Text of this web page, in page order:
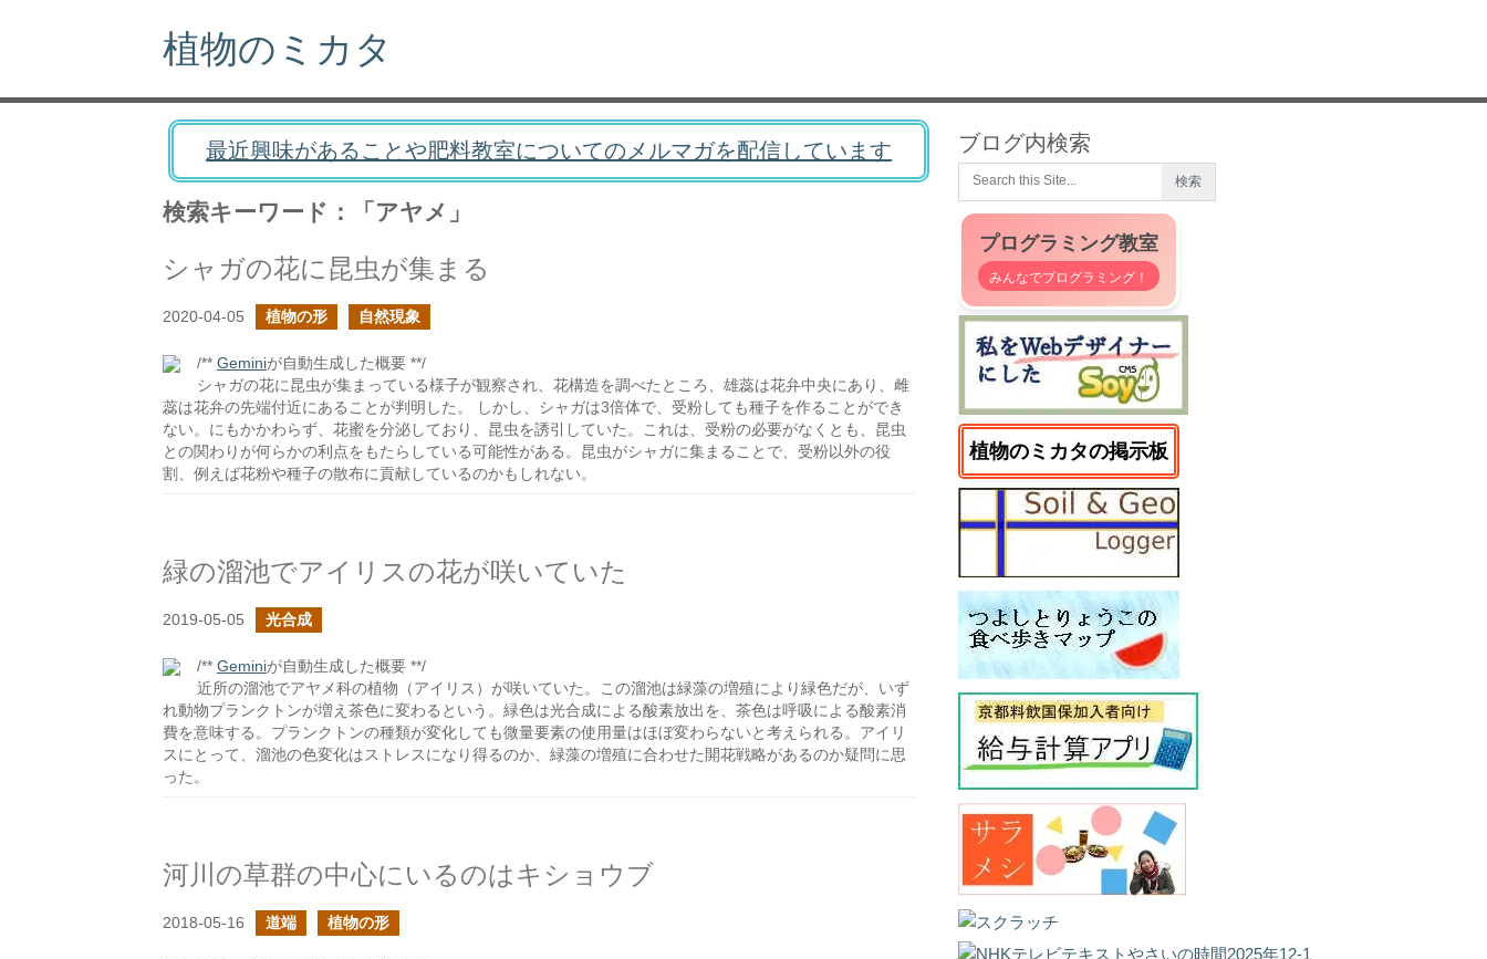
植物のミカタ
最近興味があることや肥料教室についてのメルマガを配信しています
検索キーワード：「アヤメ」
シャガの花に昆虫が集まる
2020-04-05 植物の形 自然現象
/** Geminiが自動生成した概要 **/
シャガの花に昆虫が集まっている様子が観察され、花構造を調べたところ、雄蕊は花弁中央にあり、雌
蕊は花弁の先端付近にあることが判明した。 しかし、シャガは3倍体で、受粉しても種子を作ることができ
ない。にもかかわらず、花蜜を分泌しており、昆虫を誘引していた。これは、受粉の必要がなくとも、昆虫
との関わりが何らかの利点をもたらしている可能性がある。昆虫がシャガに集まることで、受粉以外の役
割、例えば花粉や種子の散布に貢献しているのかもしれない。
緑の溜池でアイリスの花が咲いていた
2019-05-05 光合成
/** Geminiが自動生成した概要 **/
近所の溜池でアヤメ科の植物（アイリス）が咲いていた。この溜池は緑藻の増殖により緑色だが、いず
れ動物プランクトンが増え茶色に変わるという。緑色は光合成による酸素放出を、茶色は呼吸による酸素消
費を意味する。プランクトンの種類が変化しても微量要素の使用量はほぼ変わらないと考えられる。アイリ
スにとって、溜池の色変化はストレスになり得るのか、緑藻の増殖に合わせた開花戦略があるのか疑問に思
った。
河川の草群の中心にいるのはキショウブ
2018-05-16 道端 植物の形
ブログ内検索
プログラミング教室
みんなでプログラミング！
植物のミカタの掲示板